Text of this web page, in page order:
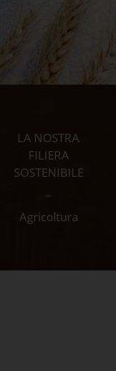
LA NOSTRA
FILIERA
SOSTENIBILE
Agricoltura